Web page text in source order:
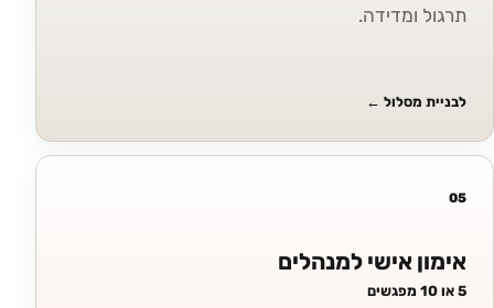
תרגול ומדידה.
לבניית מסלול ←
05
אימון אישי למנהלים
5 או 10 מפגשים